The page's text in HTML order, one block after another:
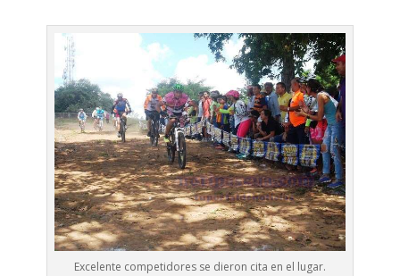
Excelente competidores se dieron cita en el lugar.